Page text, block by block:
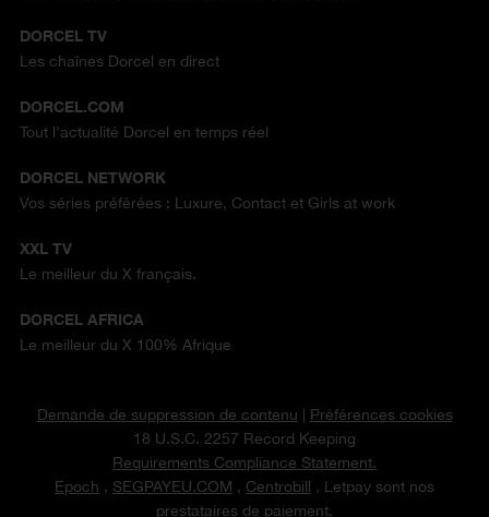
DORCEL TV
Les chaînes Dorcel en direct
DORCEL.COM
Tout l'actualité Dorcel en temps réel
DORCEL NETWORK
Vos séries préférées : Luxure, Contact et Girls at work
XXL TV
Le meilleur du X français.
DORCEL AFRICA
Le meilleur du X 100% Afrique
Demande de suppression de contenu | Préférences cookies
18 U.S.C. 2257 Record Keeping
Requirements Compliance Statement.
Epoch , SEGPAYEU.COM , Centrobill , Letpay sont nos
prestataires de paiement.